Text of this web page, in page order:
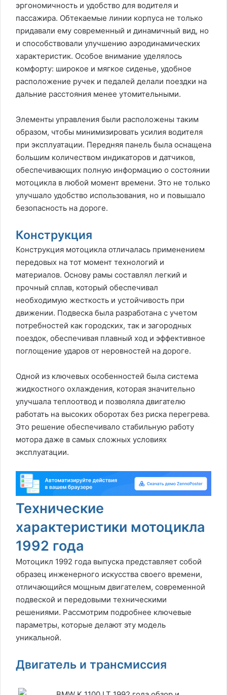
эргономичность и удобство для водителя и
пассажира. Обтекаемые линии корпуса не только
придавали ему современный и динамичный вид, но
и способствовали улучшению аэродинамических
характеристик. Особое внимание уделялось
комфорту: широкое и мягкое сиденье, удобное
расположение ручек и педалей делали поездки на
дальние расстояния менее утомительными.
Элементы управления были расположены таким
образом, чтобы минимизировать усилия водителя
при эксплуатации. Передняя панель была оснащена
большим количеством индикаторов и датчиков,
обеспечивающих полную информацию о состоянии
мотоцикла в любой момент времени. Это не только
улучшало удобство использования, но и повышало
безопасность на дороге.
Конструкция
Конструкция мотоцикла отличалась применением
передовых на тот момент технологий и
материалов. Основу рамы составлял легкий и
прочный сплав, который обеспечивал
необходимую жесткость и устойчивость при
движении. Подвеска была разработана с учетом
потребностей как городских, так и загородных
поездок, обеспечивая плавный ход и эффективное
поглощение ударов от неровностей на дороге.
Одной из ключевых особенностей была система
жидкостного охлаждения, которая значительно
улучшала теплоотвод и позволяла двигателю
работать на высоких оборотах без риска перегрева.
Это решение обеспечивало стабильную работу
мотора даже в самых сложных условиях
эксплуатации.
Технические
характеристики мотоцикла
1992 года
Мотоцикл 1992 года выпуска представляет собой
образец инженерного искусства своего времени,
отличающийся мощным двигателем, современной
подвеской и передовыми техническими
решениями. Рассмотрим подробнее ключевые
параметры, которые делают эту модель
уникальной.
Двигатель и трансмиссия